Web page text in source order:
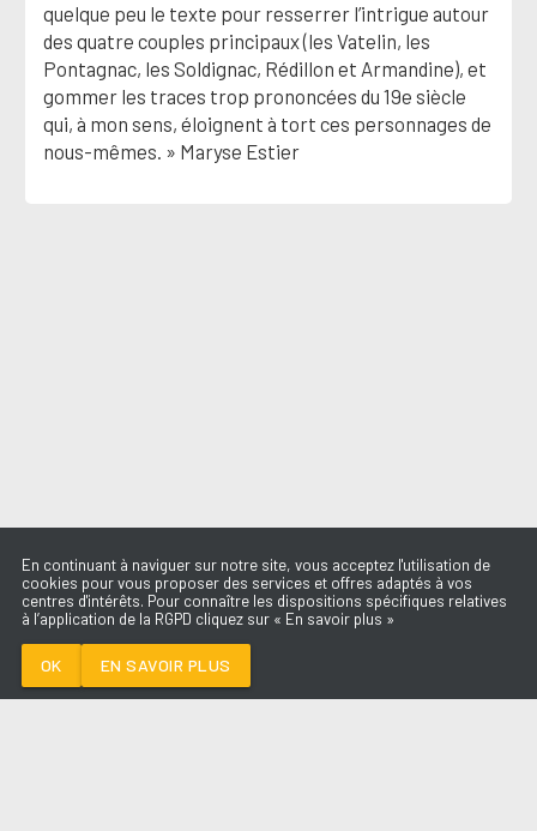
quelque peu le texte pour resserrer l’intrigue autour
des quatre couples principaux (les Vatelin, les
Pontagnac, les Soldignac, Rédillon et Armandine), et
gommer les traces trop prononcées du 19e siècle
qui, à mon sens, éloignent à tort ces personnages de
nous-mêmes. » Maryse Estier
En continuant à naviguer sur notre site, vous acceptez l'utilisation de
cookies pour vous proposer des services et offres adaptés à vos
centres d'intérêts. Pour connaître les dispositions spécifiques relatives
à l’application de la RGPD cliquez sur « En savoir plus »
OK EN SAVOIR PLUS